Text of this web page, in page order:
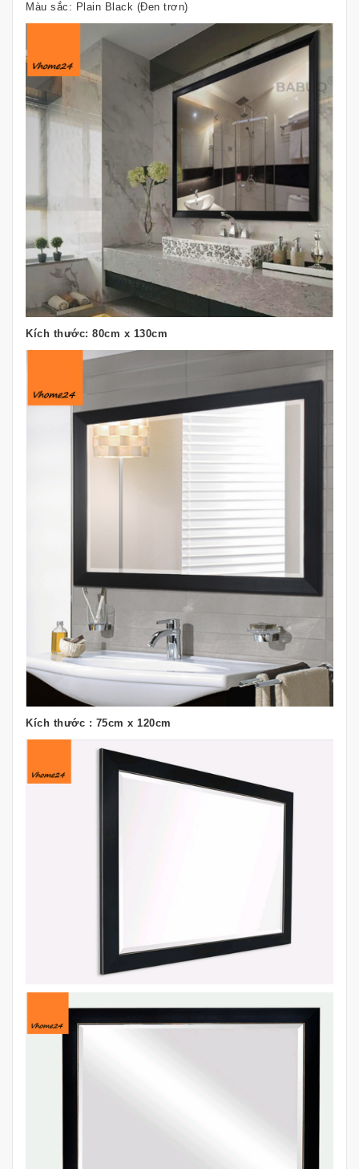
Màu sắc: Plain Black (Đen trơn)
Kích thước: 80cm x 130cm
Kích thước : 75cm x 120cm